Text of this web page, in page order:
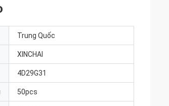
Trung Quốc
XINCHAI
4D29G31
50pcs